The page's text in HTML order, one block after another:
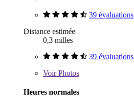
39 évaluations
Distance estimée
0,3 milles
39 évaluations
VoirPhotos
Heures normales